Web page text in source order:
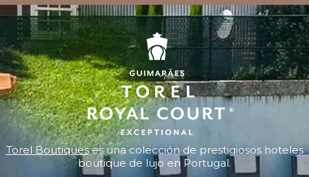
Torel Boutiqueses una colección de prestigiosos hoteles
boutique de lujo en Portugal.